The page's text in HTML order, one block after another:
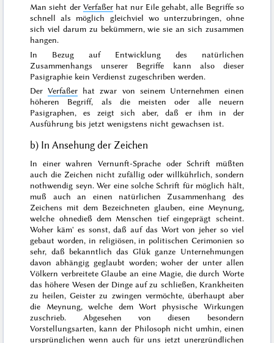
Man sieht der Verfaßerhat nur Eile gehabt, alle Begriffe so
schnell als möglich gleichviel wo unterzubringen, ohne
sich viel darum zu bekümmern, wie sie an sich zusammen
hangen.
In Bezug auf Entwicklung des natürlichen
Zusammenhangs unserer Begriffe kann also dieser
Pasigraphie kein Verdienst zugeschriben werden.
DerVerfaßer hat zwar von seinem Unternehmen einen
höheren Begriff, als die meisten oder alle neuern
Pasigraphen, es zeigt sich aber, daß er ihm in der
Ausführung bis jetzt wenigstens nicht gewachsen ist.
b) In Ansehung der Zeichen
In einer wahren Vernunft-Sprache oder Schrift müßten
auch die Zeichen nicht zufällig oder willkührlich, sondern
nothwendig seyn. Wer eine solche Schrift für möglich hält,
muß auch an einen natürlichen Zusammenhang des
Zeichens mit dem Bezeichneten glauben, eine Meynung,
welche ohnedieß dem Menschen tief eingeprägt scheint.
Woher käm' es sonst, daß auf das Wort von jeher so viel
gebaut worden, in religiösen, in politischen Cerimonien so
sehr, daß bekanntlich das Glük ganze Unternehmungen
davon abhängig geglaubt worden; woher der unter allen
Völkern verbreitete Glaube an eine Magie, die durch Worte
das höhere Wesen der Dinge auf zu schließen, Krankheiten
zu heilen, Geister zu zwingen vermöchte, überhaupt aber
die Meynung, welche dem Wort physische Wirkungen
zuschrieb. Abgesehen von diesen besondern
Vorstellungsarten, kann der Philosoph nicht umhin, einen
ursprünglichen wenn auch für uns jetzt unergründlichen